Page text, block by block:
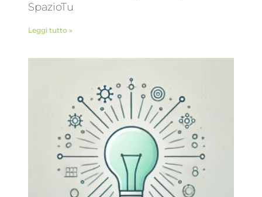
SpazioTu
Leggi tutto »